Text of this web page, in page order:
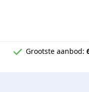
Grootste aanbod: